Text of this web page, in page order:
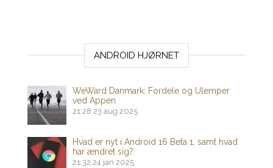
ANDROID HJØRNET
WeWard Danmark: Fordele og Ulemper
ved Appen
21:28 23 aug 2025
Hvad er nyt i Android 16 Beta 1, samt hvad
har ændret sig?
21:32 24 jan 2025